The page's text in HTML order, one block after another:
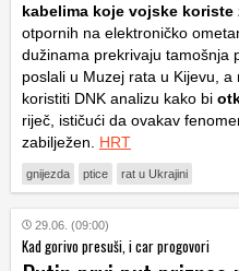
kabelima koje vojske koriste
otpornih na elektroničko
dužinama prekrivaju tamošnja
poslali u Muzej rata u Kijevu,
koristiti DNK analizu kako bi
riječ, ističući da ovakav
zabilježen. HRT
gnijezda ptice rat u Ukrajini
29.06. (09:00)
Kad gorivo presuši, i car progovori